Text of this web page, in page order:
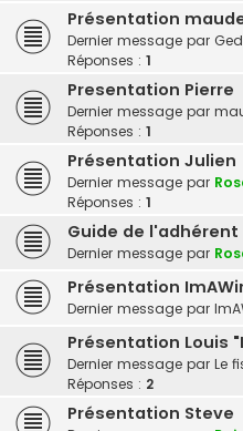
Présentation
Dernier message par
Réponses : 1
Presentation Pierre
Dernier message par
Réponses : 1
Présentation Julien
Dernier message par
Réponses : 1
Guide de l'adhérent
Dernier message par
Présentation
Dernier message par
Présentation Louis
Dernier message par Le
Réponses : 2
Présentation Steve